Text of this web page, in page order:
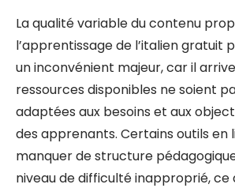
La qualité variable du contenu
l’apprentissage de l’italien gratuit
un inconvénient majeur, car il
ressources disponibles ne soient
adaptées aux besoins et aux
des apprenants. Certains outils en
manquer de structure
niveau de difficulté inapproprié, ce